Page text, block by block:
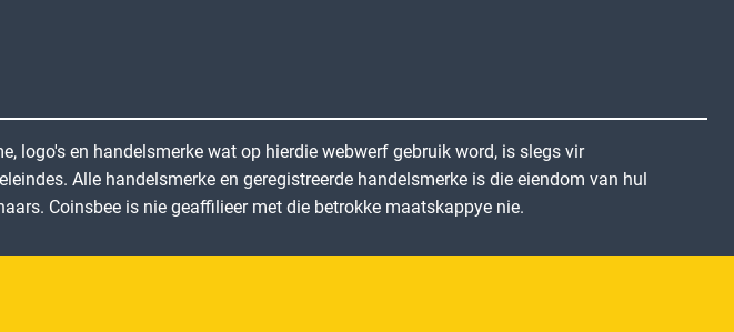
logo's en handelsmerke wat op hierdie webwerf gebruik word, is slegs vir
Alle handelsmerke en geregistreerde handelsmerke is die eiendom van hul
Coinsbee is nie geaffilieer met die betrokke maatskappye nie.